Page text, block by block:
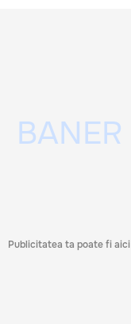
Publicitatea ta poate fi aici